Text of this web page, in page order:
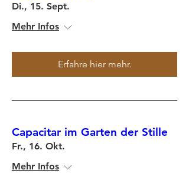
Di., 15. Sept.
Mehr Infos
Erfahre hier mehr.
Capacitar im Garten der Stille
Fr., 16. Okt.
Mehr Infos